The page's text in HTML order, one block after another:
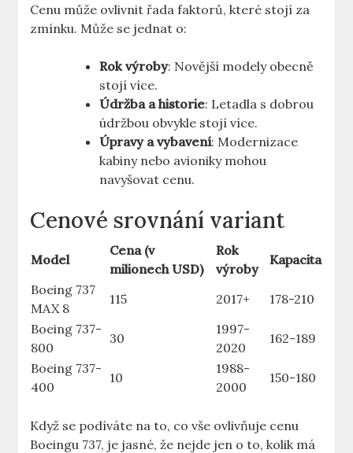
Cenu může ovlivnit řada⁤ faktorů, které stojí za
zmínku.​ Může se jednat o:
Rok​ výroby: Novější modely​ obecně
stojí více.
Údržba a historie: Letadla s‍ dobrou
údržbou obvykle stojí více.
Úpravy⁢ a vybavení: Modernizace
⁤kabiny nebo avioniky mohou
navyšovat cenu.
Cenové srovnání variant
Model
Cena (v
milionech USD)
Rok
výroby
Kapacita
Boeing 737
MAX 8
115 2017+
178-210
Boeing 737-
800
30
1997-
2020
162-189
Boeing 737-
400
10
1988-
2000
150-180
Když se podíváte na to, co vše ovlivňuje cenu⁢
Boeingu 737, je jasné, že nejde jen o to, kolik má